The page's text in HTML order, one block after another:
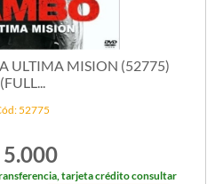
ULTIMA MISION (52775)
(FULL...
52775
5.000
tarjeta crédito consultar